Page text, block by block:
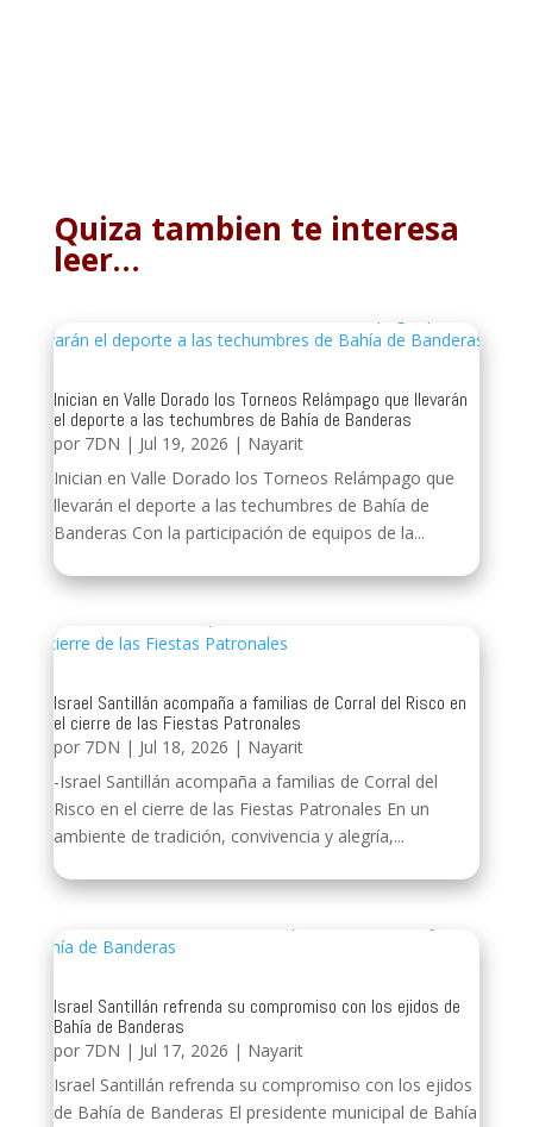
Quiza tambien te interesa
leer…
Inician en Valle Dorado los Torneos Relámpago que llevarán
el deporte a las techumbres de Bahía de Banderas
por 7DN | Jul 19, 2026 | Nayarit
Inician en Valle Dorado los Torneos Relámpago que
llevarán el deporte a las techumbres de Bahía de
Banderas Con la participación de equipos de la...
Israel Santillán acompaña a familias de Corral del Risco en
el cierre de las Fiestas Patronales
por 7DN | Jul 18, 2026 | Nayarit
-Israel Santillán acompaña a familias de Corral del
Risco en el cierre de las Fiestas Patronales En un
ambiente de tradición, convivencia y alegría,...
Israel Santillán refrenda su compromiso con los ejidos de
Bahía de Banderas
por 7DN | Jul 17, 2026 | Nayarit
Israel Santillán refrenda su compromiso con los ejidos
de Bahía de Banderas El presidente municipal de Bahía